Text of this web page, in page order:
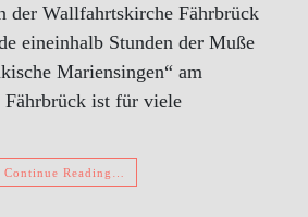
der Wallfahrtskirche Fährbrück
eineinhalb Stunden der Muße
Mariensingen“ am
ist für viele
Continue Reading…